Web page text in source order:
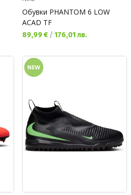
Обувки PHANTOM 6 LOW
ACAD TF
Текуща цена:
89,99 € / 176,01 лв.
NEW